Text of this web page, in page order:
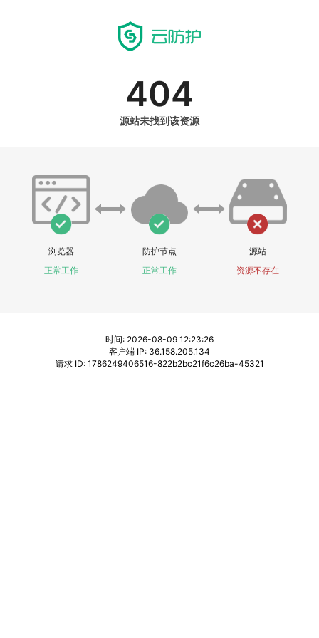
404
源站未找到该资源
浏览器
正常工作
防护节点
正常工作
源站
资源不存在
时间: 2026-08-09 12:23:26
客户端 IP: 36.158.205.134
请求 ID: 1786249406516-822b2bc21f6c26ba-45321